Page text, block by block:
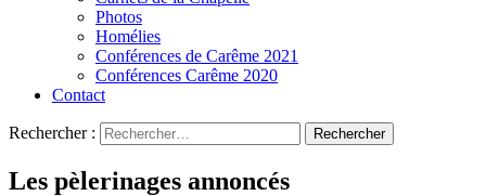
Photos
Homélies
Conférences de Carême 2021
Conférences Carême 2020
Contact
Rechercher :
Les pèlerinages annoncés